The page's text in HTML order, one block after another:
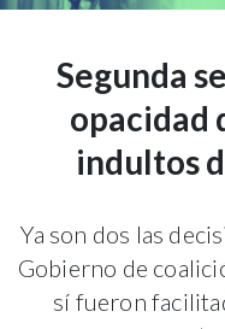
Segunda
opacidad
indultos
Ya son dos las
Gobierno de
sí fueron